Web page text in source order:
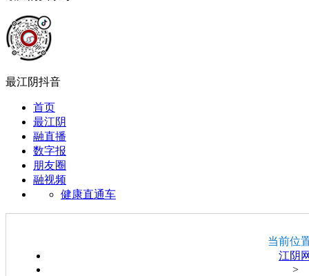
最江阴抖音
首页
最江阴
融直播
数字报
朋友圈
融视频
健康直通车
当前位
江阴
>